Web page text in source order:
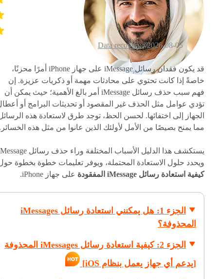
2026-08-05 /
Data recovery
قد يكون فقدان رسائل iMessage على جهاز iPhone أمرًا محزنًا،
خاصةً إذا كانت تحتوي على محادثات مهمة أو ذكريات عزيزة. إن
فهم سبب حذف رسائل iMessage أمر بالغ الأهمية؛ حيث يمكن أن
تؤدي عوامل مثل الحذف غير المقصود أو تحديثات البرامج أو
الجهاز إلى اختفائها. لحسن الحظ، توجد طرق لاستعادة هذه
مما يمنح بصيصًا من الأمل لأولئك الذين عانوا من مثل هذه
ويحدد حلول الاستعادة المحتملة، ويوفر تعليمات خطوة بخطوة
كيفية استعادة رسائل iMessage المفقودة
على جهاز iPhone.
الجزء 1: هل يمكنني استعادة رسائل iMessages
المحذوفة؟
الجزء 2: كيفية استعادة رسائل iMessages المحذوفة
[يدعم أي جهاز يعمل بنظام iOS]